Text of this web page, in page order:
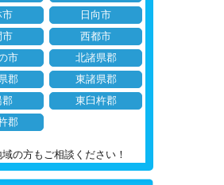
市
日向市
市
西都市
市
北諸県郡
郡
東諸県郡
郡
東臼杵郡
郡
の方もご相談ください！